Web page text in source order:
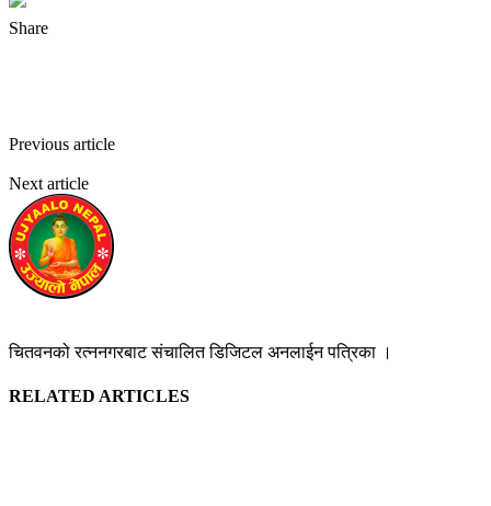
Share
Previous article
Next article
चितवनको रत्ननगरबाट संचालित डिजिटल अनलाईन पत्रिका ।
RELATED ARTICLES